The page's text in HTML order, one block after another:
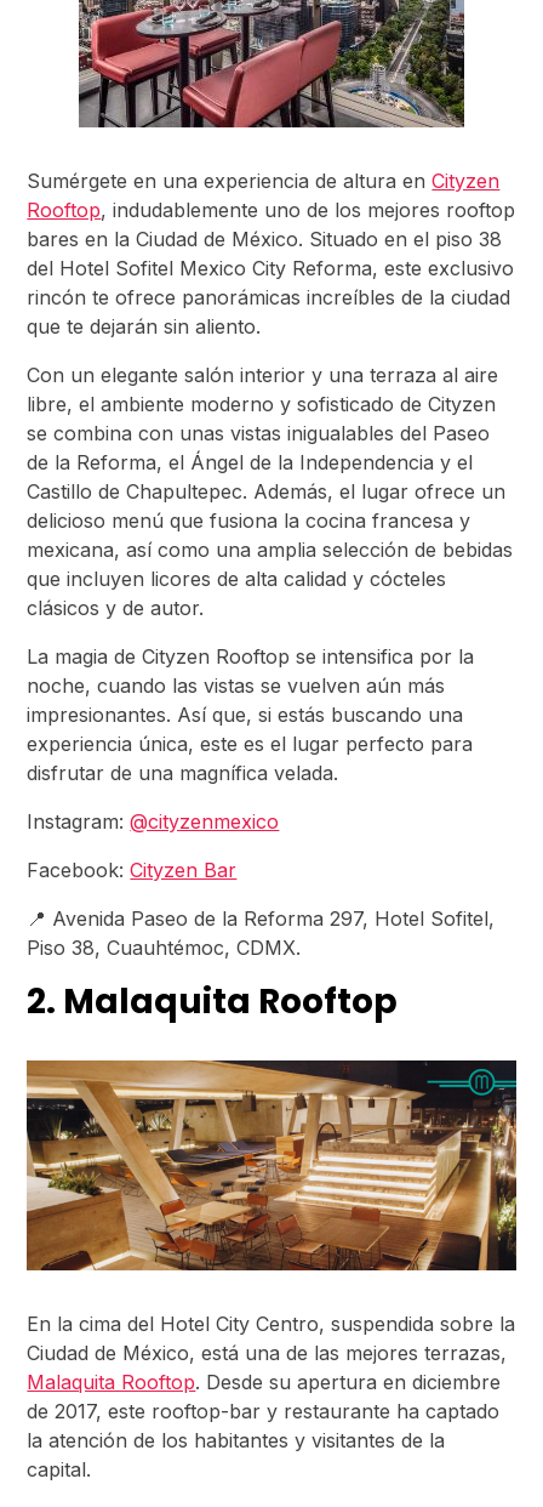
Sumérgete en una experiencia de altura enCityzen
Rooftop, indudablemente uno de los mejores rooftop
bares en la Ciudad de México. Situado en el piso 38
del Hotel Sofitel Mexico City Reforma, este exclusivo
rincón te ofrece panorámicas increíbles de la ciudad
que te dejarán sin aliento.
Con un elegante salón interior y una terraza al aire
libre, el ambiente moderno y sofisticado de Cityzen
se combina con unas vistas inigualables del Paseo
de la Reforma, el Ángel de la Independencia y el
Castillo de Chapultepec. Además, el lugar ofrece un
delicioso menú que fusiona la cocina francesa y
mexicana, así como una amplia selección de bebidas
que incluyen licores de alta calidad y cócteles
clásicos y de autor.
La magia de Cityzen Rooftop se intensifica por la
noche, cuando las vistas se vuelven aún más
impresionantes. Así que, si estás buscando una
experiencia única, este es el lugar perfecto para
disfrutar de una magnífica velada.
Instagram:@cityzenmexico
Facebook:Cityzen Bar
📍 Avenida Paseo de la Reforma 297, Hotel Sofitel,
Piso 38, Cuauhtémoc, CDMX.
2. Malaquita Rooftop
En la cima del Hotel City Centro, suspendida sobre la
Ciudad de México, está una de las mejores terrazas,
Malaquita Rooftop. Desde su apertura en diciembre
de 2017, este rooftop-bar y restaurante ha captado
la atención de los habitantes y visitantes de la
capital.